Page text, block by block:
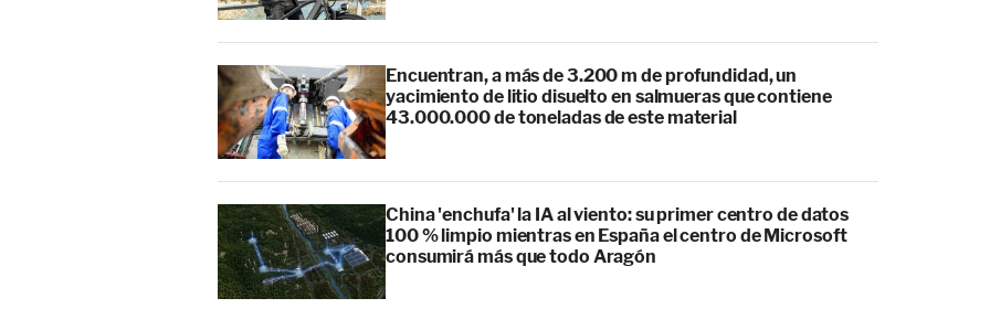
Encuentran, a más de 3.200 m de profundidad, un
yacimiento de litio disuelto en salmueras que contiene
43.000.000 de toneladas de este material
China 'enchufa' la IA al viento: su primer centro de datos
100 % limpio mientras en España el centro de Microsoft
consumirá más que todo Aragón